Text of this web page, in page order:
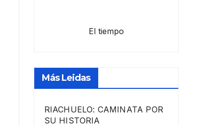
El tiempo
Más Leidas
RIACHUELO: CAMINATA POR
SU HISTORIA